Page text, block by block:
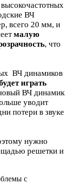
ВЧ
всего 20 мм, и
малую
, что
ВЧ динамиков
играть
ВЧ динамик
уводит
потери в звуке
нужно
решетки и